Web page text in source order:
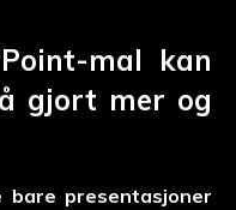
mal kan
gjort mer og
bare presentasjoner